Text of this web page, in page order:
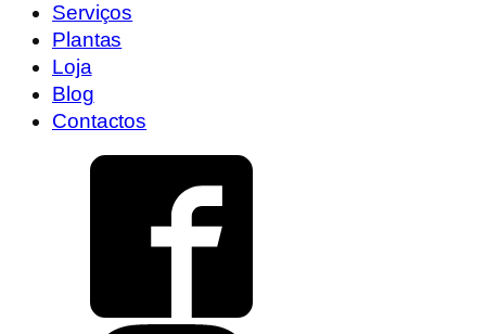
Serviços
Plantas
Loja
Blog
Contactos